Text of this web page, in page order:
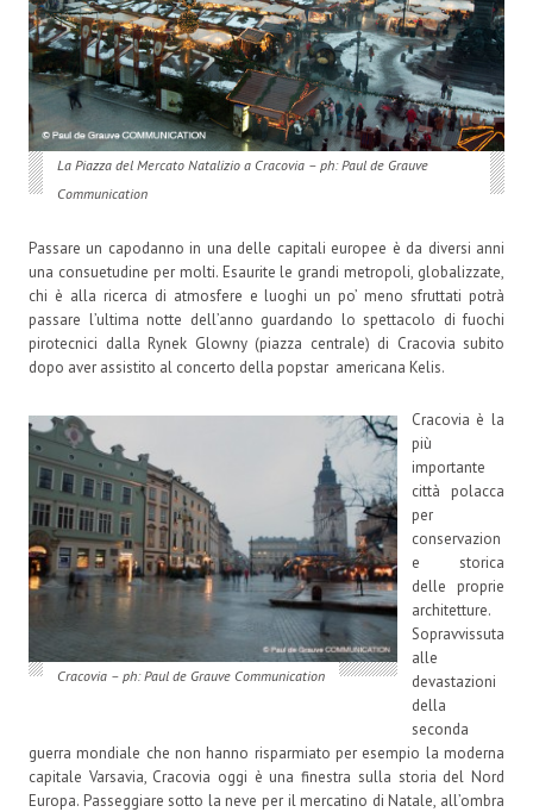
La Piazza del Mercato Natalizio a Cracovia – ph: Paul de Grauve
Communication
Passare un capodanno in una delle capitali europee è da diversi anni
una consuetudine per molti. Esaurite le grandi metropoli, globalizzate,
chi è alla ricerca di atmosfere e luoghi un po’ meno sfruttati potrà
passare l’ultima notte dell’anno guardando lo spettacolo di fuochi
pirotecnici dalla Rynek Glowny (piazza centrale) di Cracovia subito
dopo aver assistito al concerto della popstar americana Kelis.
Cracovia – ph: Paul de Grauve Communication
Cracovia è la
più
importante
città polacca
per
conservazion
e storica
delle proprie
architetture.
Sopravvissuta
alle
devastazioni
della
seconda
guerra mondiale che non hanno risparmiato per esempio la moderna
capitale Varsavia, Cracovia oggi è una finestra sulla storia del Nord
Europa. Passeggiare sotto la neve per il mercatino di Natale, all’ombra